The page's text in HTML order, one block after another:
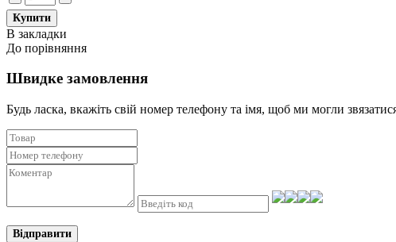
В закладки
До порівняння
Швидке замовлення
Будь ласка, вкажіть свій номер телефону та iмя, щоб ми могли
Відправити